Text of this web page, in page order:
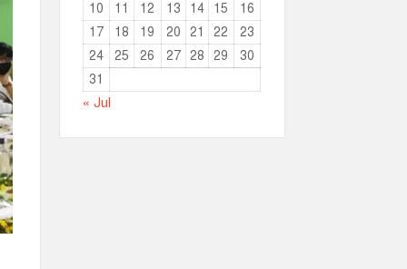
10
11 12 13 14 15
16
17
18 19 20 21 22
23
24
25 26 27 28 29
30
31
« Jul